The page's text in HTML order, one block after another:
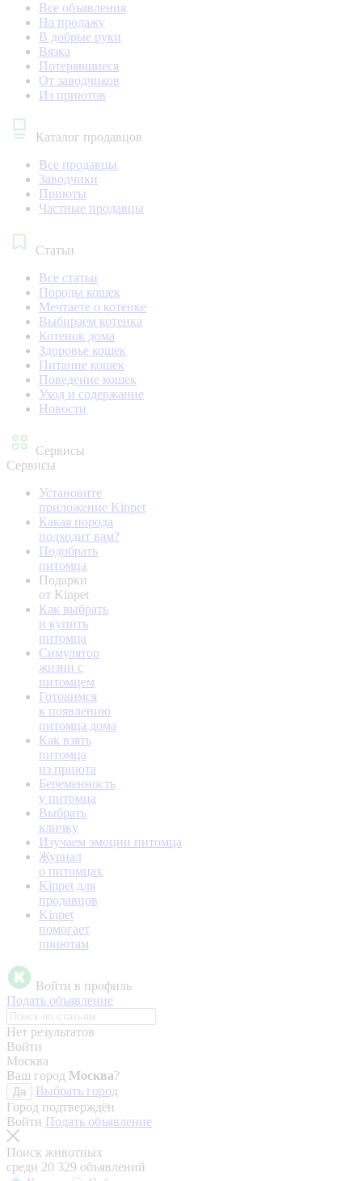
Все объявления
На продажу
В добрые руки
Вязка
Потерявшиеся
От заводчиков
Из приютов
Каталог продавцов
Все продавцы
Заводчики
Приюты
Частные продавцы
Статьи
Все статьи
Породы кошек
Мечтаете о котенке
Выбираем котенка
Котенок дома
Здоровье кошек
Питание кошек
Поведение кошек
Уход и содержание
Новости
Сервисы
Сервисы
Установите
приложение Kinpet
Какая порода
подходит вам?
Подобрать
питомца
Подарки
от Kinpet
Как выбрать
и купить
питомца
Симулятор
жизни с
питомцем
Готовимся
к появлению
питомца дома
Как взять
питомца
из приюта
Беременность
у питомца
Выбрать
кличку
Изучаем эмоции питомца
Журнал
о питомцах
Kinpet для
продавцов
Kinpet
помогает
приютам
Войти в профиль
Подать объявление
Нет результатов
Войти
Москва
Ваш город Москва?
Да
Выбрать город
Город подтверждён
Войти Подать объявление
Поиск животных
среди 20 329 объявлений